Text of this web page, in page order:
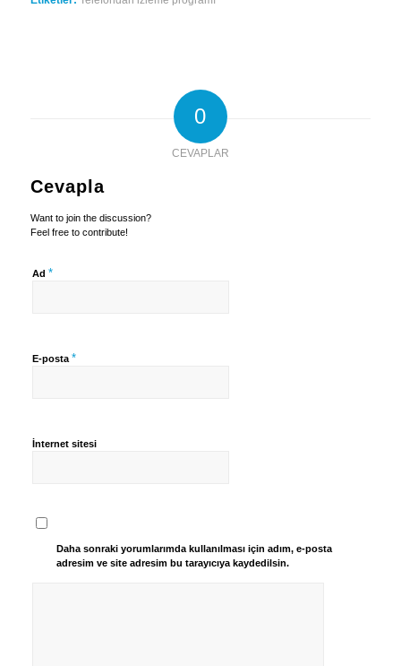
0
CEVAPLAR
Cevapla
Want to join the discussion?
Feel free to contribute!
Ad *
E-posta *
İnternet sitesi
Daha sonraki yorumlarımda kullanılması için adım, e-posta
adresim ve site adresim bu tarayıcıya kaydedilsin.